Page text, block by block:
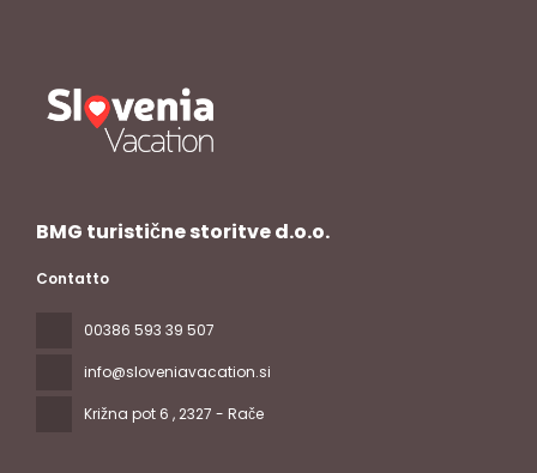
BMG turistične storitve d.o.o.
Contatto
00386 593 39 507
info@sloveniavacation.si
Križna pot 6 , 2327 - Rače